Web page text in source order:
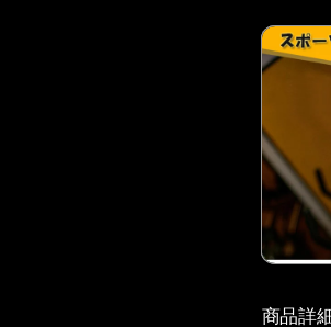
商品詳